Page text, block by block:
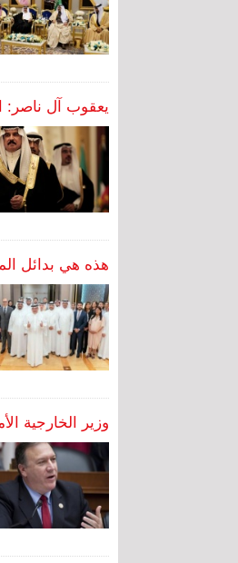
يعقوب آل ناصر:
هذه هي بدائل
وزير الخارجية